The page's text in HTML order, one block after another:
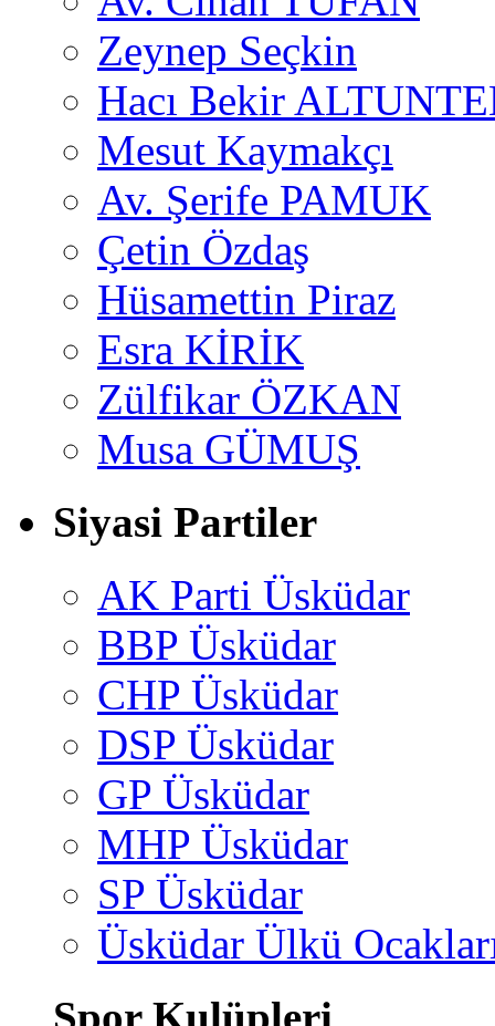
Zeynep Seçkin
Hacı Bekir
Mesut Kaymakçı
Av. Şerife PAMUK
Çetin Özdaş
Hüsamettin Piraz
Esra KİRİK
Zülfikar ÖZKAN
Musa GÜMUŞ
Siyasi Partiler
AK Parti Üsküdar
BBP Üsküdar
CHP Üsküdar
DSP Üsküdar
GP Üsküdar
MHP Üsküdar
SP Üsküdar
Üsküdar Ülkü